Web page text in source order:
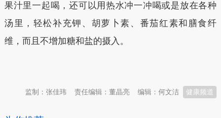
果汁里一起喝，还可以用热水冲一冲喝或是放在各种
汤里，轻松补充钾、胡萝卜素、番茄红素和膳食纤
维，而且不增加糖和盐的摄入。
健康频道
编辑：何文洁
责任编辑：董晶亮
监制：张佳玮